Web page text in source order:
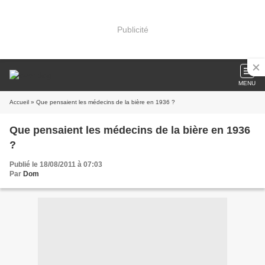
Publicité
MENU
Accueil » Que pensaient les médecins de la bière en 1936 ?
Que pensaient les médecins de la bière en 1936
?
Publié le 18/08/2011 à 07:03
Par Dom